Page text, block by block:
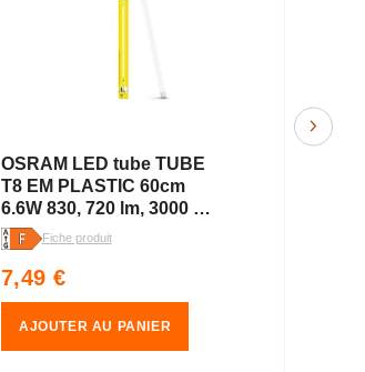
OSRAM LED tube TUBE
T8 EM PLASTIC 60cm
6.6W 830, 720 lm, 3000 K,
blanc chaud
Fiche produit
Prix
habituel
7,49 €
AJOUTER AU PANIER